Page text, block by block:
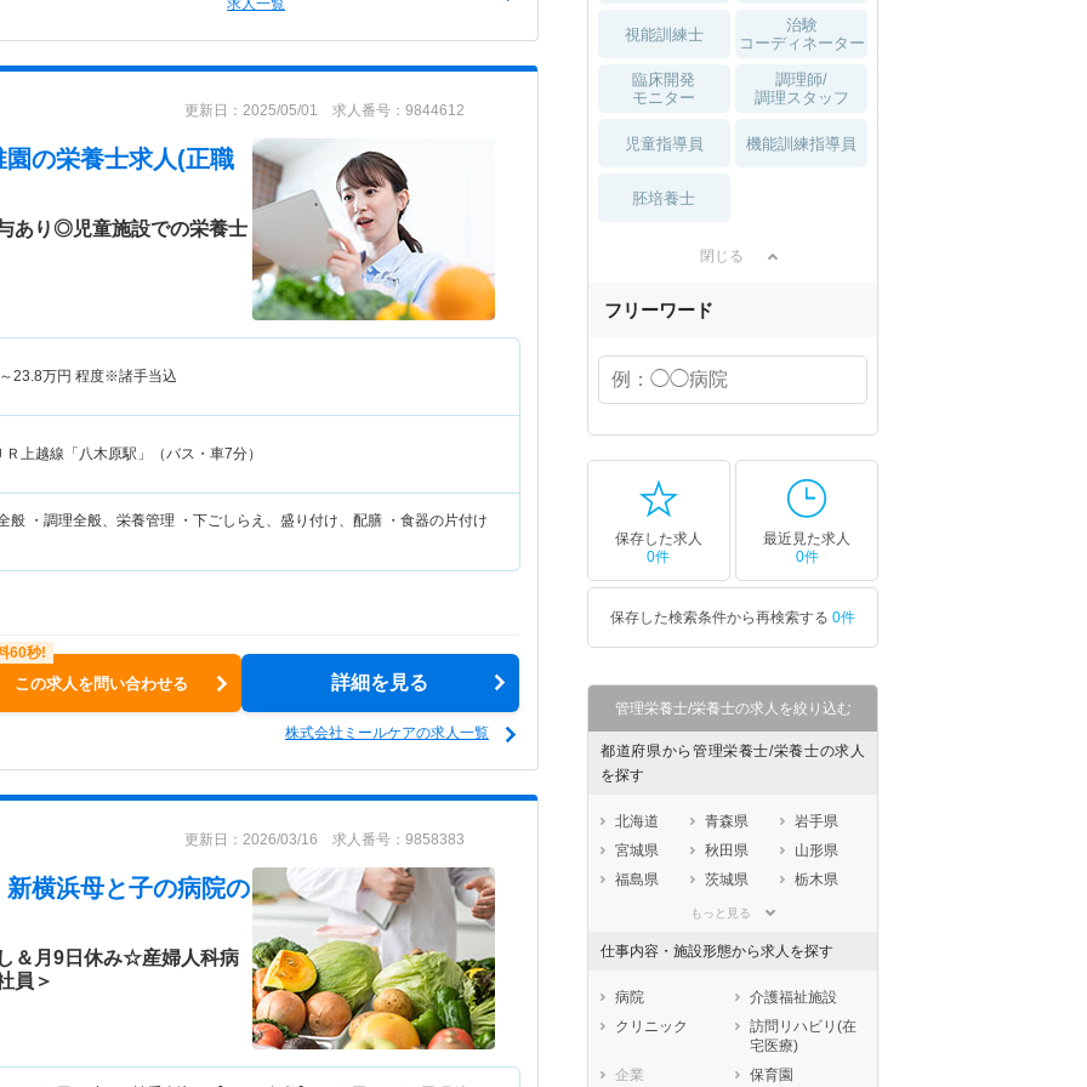
求人一覧
更新日：2025/05/01 求人番号：9844612
の栄養士求人(正職
あり◎児童施設での栄養士
23.8万円 程度※諸手当込
Ｒ上越線「八木原駅」（バス・車7分）
般 ・調理全般、栄養管理 ・下ごしらえ、盛り付け、配膳 ・食器の片付け
この求人を問い合わせる 詳細を見る
株式会社ミールケアの求人一覧
更新日：2026/03/16 求人番号：9858383
横浜母と子の病院の
＆月9日休み☆産婦人科病
員＞
視能訓練士
治験
コーディネーター
臨床開発
モニター
調理師/
調理スタッフ
児童指導員 機能訓練指導員
胚培養士
閉じる
フリーワード
保存した求人
0件
最近見た求人
0件
保存した検索条件から再検索する 0件
管理栄養士/栄養士の求人を絞り込む
都道府県から管理栄養士/栄養士の求人
を探す
北海道 青森県
岩手県
宮城県
秋田県
山形県
福島県
茨城県
栃木県
埼玉県
石川県
福井県
岐阜県
静岡県
愛知県
三重県
大阪府
兵庫県
奈良県
もっと見る
仕事内容・施設形態から求人を探す
病院
介護福祉施設
クリニック
訪問リハビリ(在
宅医療)
企業
保育園